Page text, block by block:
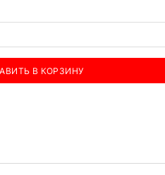
В КОРЗИНУ